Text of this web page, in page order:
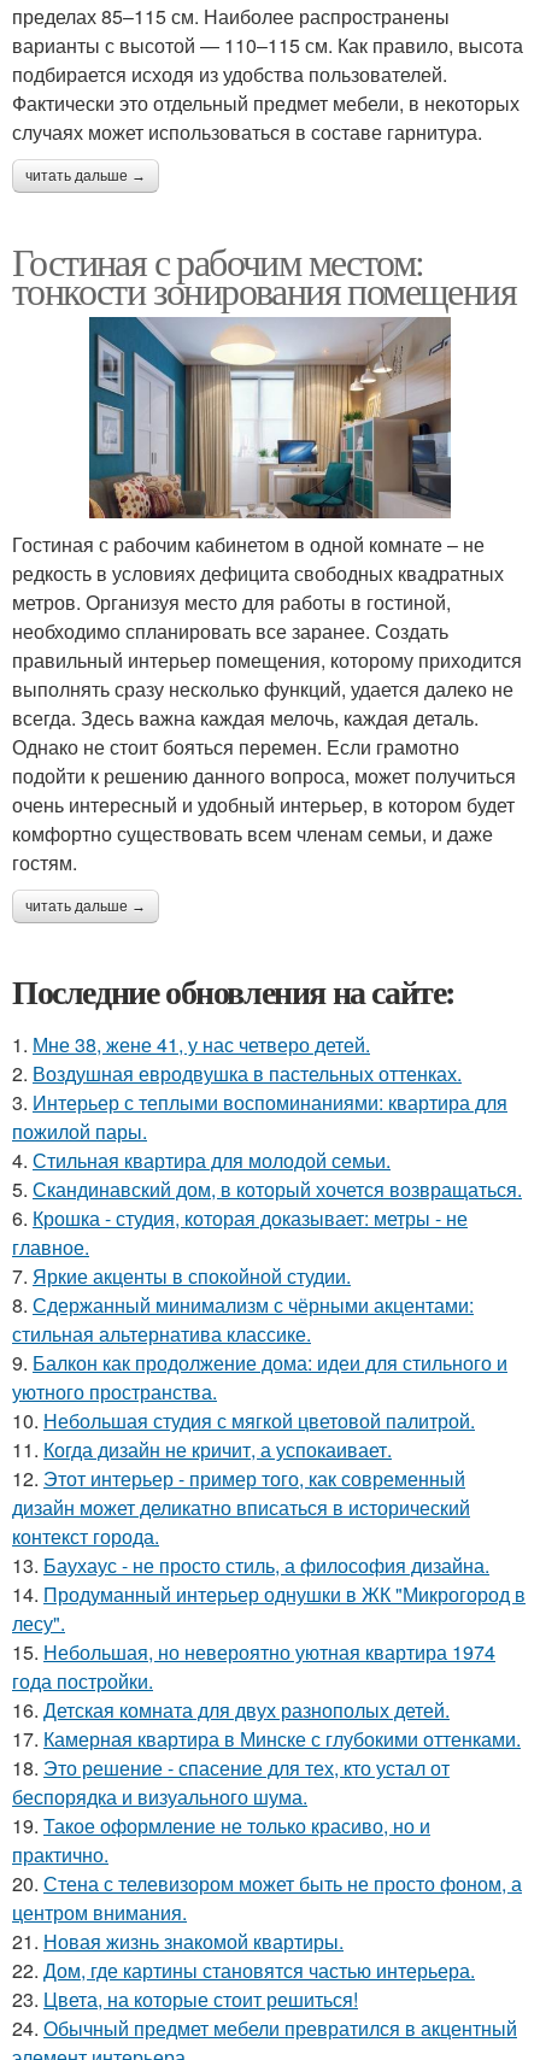
пределах 85–115 см. Наиболее распространены
варианты с высотой — 110–115 см. Как правило, высота
подбирается исходя из удобства пользователей.
Фактически это отдельный предмет мебели, в некоторых
случаях может использоваться в составе гарнитура.
читать дальше →
Гостиная с рабочим местом:
тонкости зонирования помещения
Гостиная с рабочим кабинетом в одной комнате – не
редкость в условиях дефицита свободных квадратных
метров. Организуя место для работы в гостиной,
необходимо спланировать все заранее. Создать
правильный интерьер помещения, которому приходится
выполнять сразу несколько функций, удается далеко не
всегда. Здесь важна каждая мелочь, каждая деталь.
Однако не стоит бояться перемен. Если грамотно
подойти к решению данного вопроса, может получиться
очень интересный и удобный интерьер, в котором будет
комфортно существовать всем членам семьи, и даже
гостям.
читать дальше →
Последние обновления на сайте:
1. Мне 38, жене 41, у нас четверо детей.
2. Воздушная евродвушка в пастельных оттенках.
3. Интерьер с теплыми воспоминаниями: квартира для
пожилой пары.
4. Стильная квартира для молодой семьи.
5. Скандинавский дом, в который хочется возвращаться.
6. Крошка - студия, которая доказывает: метры - не
главное.
7. Яркие акценты в спокойной студии.
8. Сдержанный минимализм с чёрными акцентами:
стильная альтернатива классике.
9. Балкон как продолжение дома: идеи для стильного и
уютного пространства.
10. Небольшая студия с мягкой цветовой палитрой.
11. Когда дизайн не кричит, а успокаивает.
12. Этот интерьер - пример того, как современный
дизайн может деликатно вписаться в исторический
контекст города.
13. Баухаус - не просто стиль, а философия дизайна.
14. Продуманный интерьер однушки в ЖК "Микрогород в
лесу".
15. Небольшая, но невероятно уютная квартира 1974
года постройки.
16. Детская комната для двух разнополых детей.
17. Камерная квартира в Минске с глубокими оттенками.
18. Это решение - спасение для тех, кто устал от
беспорядка и визуального шума.
19. Такое оформление не только красиво, но и
практично.
20. Стена с телевизором может быть не просто фоном, а
центром внимания.
21. Новая жизнь знакомой квартиры.
22. Дом, где картины становятся частью интерьера.
23. Цвета, на которые стоит решиться!
24. Обычный предмет мебели превратился в акцентный